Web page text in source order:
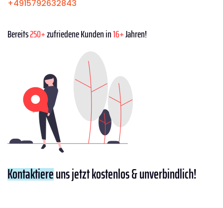
+4915792632843
Bereits250+zufriedene Kunden in16+Jahren!
Kontaktiereuns jetzt kostenlos & unverbindlich!